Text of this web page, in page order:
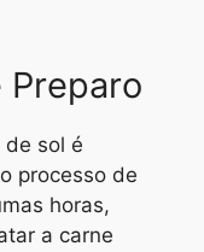
de sol é
processo de
horas,
a carne